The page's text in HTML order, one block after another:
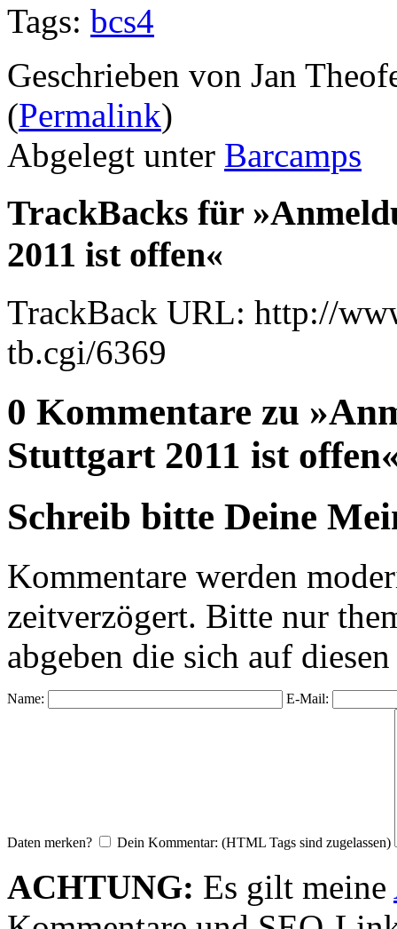
Tags: bcs4
Geschrieben von Jan
(Permalink)
Abgelegt unter Barcamps
TrackBacks für
2011 ist offen«
TrackBack URL: http://
tb.cgi/6369
0 Kommentare zu
Stuttgart 2011 ist
Schreib bitte Deine
Kommentare werden
zeitverzögert. Bitte nur
abgeben die sich auf
Name: E-Mail:
Daten merken? Dein Kommentar: (HTML Tags sind zugelassen)
ACHTUNG: Es gilt meine